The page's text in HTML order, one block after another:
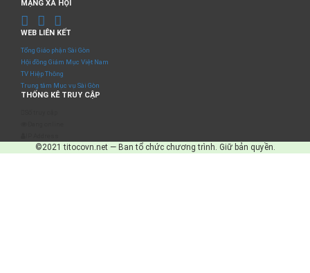
MẠNG XÃ HỘI
WEB LIÊN KẾT
Tổng Giáo phận Sài Gòn
Hội đồng Giám Mục Việt Nam
TV Hiệp Thông
Trung tâm Mục vụ Sài Gòn
THỐNG KÊ TRUY CẬP
©2021 titocovn.net — Ban tổ chức chương trình. Giữ bản quyền.